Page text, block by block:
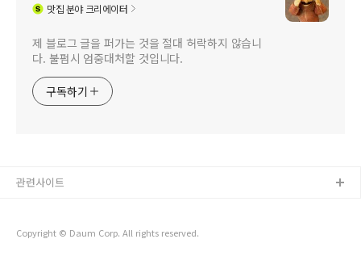
맛집분야 크리에이터
제 블로그 글을 퍼가는 것을 절대 허락하지 않습니
다. 불펌시 엄중대처할 것입니다.
구독하기
Copyright © Daum Corp. All rights reserved.
관련사이트